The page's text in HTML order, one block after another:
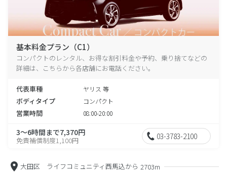
基本料金プラン（C1）
コンパクトのレンタル、お得な割引料金や予約、乗り捨てなどの
詳細は、こちらから各店舗にお電話ください。
代表車種 ヤリス 等
ボディタイプ コンパクト
営業時間 08:00-20:00
3～6時間まで7,370円
免責補償制度1,100円 03-3783-2100
大田区 ライフコミュニティ西馬込から 2703m